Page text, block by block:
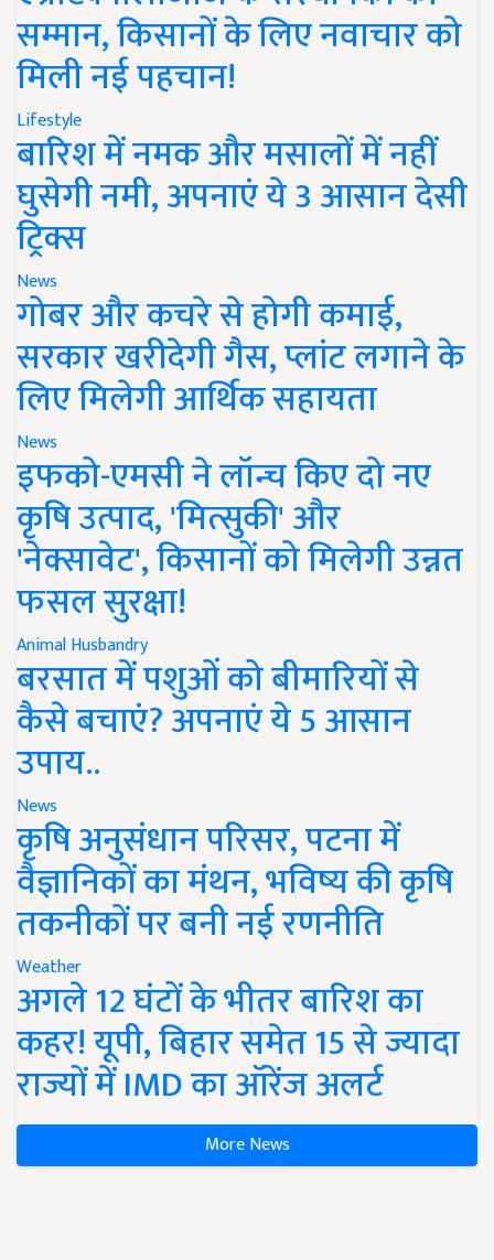
सम्मान, किसानों के लिए नवाचार को
मिली नई पहचान!
Lifestyle
बारिश में नमक और मसालों में नहीं
घुसेगी नमी, अपनाएं ये 3 आसान देसी
ट्रिक्स
News
गोबर और कचरे से होगी कमाई,
सरकार खरीदेगी गैस, प्लांट लगाने के
लिए मिलेगी आर्थिक सहायता
News
इफको-एमसी ने लॉन्च किए दो नए
कृषि उत्पाद, 'मित्सुकी' और
'नेक्सावेट', किसानों को मिलेगी उन्नत
फसल सुरक्षा!
Animal Husbandry
बरसात में पशुओं को बीमारियों से
कैसे बचाएं? अपनाएं ये 5 आसान
उपाय..
News
कृषि अनुसंधान परिसर, पटना में
वैज्ञानिकों का मंथन, भविष्य की कृषि
तकनीकों पर बनी नई रणनीति
Weather
अगले 12 घंटों के भीतर बारिश का
कहर! यूपी, बिहार समेत 15 से ज्यादा
राज्यों में IMD का ऑरेंज अलर्ट
More News